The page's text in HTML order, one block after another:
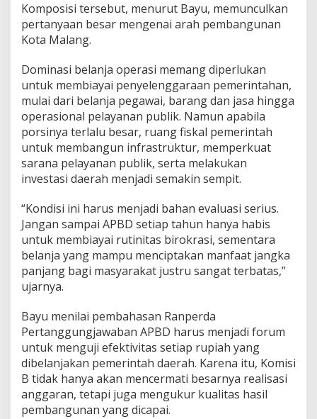
g
g
n
B
e
r
o
r
i
e
n
a
s
i
H
a
s
Komposisi tersebut, menurut Bayu, memunculkan
pertanyaan besar mengenai arah pembangunan
Kota Malang.
Dominasi belanja operasi memang diperlukan
untuk membiayai penyelenggaraan pemerintahan,
mulai dari belanja pegawai, barang dan jasa hingga
operasional pelayanan publik. Namun apabila
porsinya terlalu besar, ruang fiskal pemerintah
untuk membangun infrastruktur, memperkuat
sarana pelayanan publik, serta melakukan
investasi daerah menjadi semakin sempit.
“Kondisi ini harus menjadi bahan evaluasi serius.
Jangan sampai APBD setiap tahun hanya habis
untuk membiayai rutinitas birokrasi, sementara
belanja yang mampu menciptakan manfaat jangka
panjang bagi masyarakat justru sangat terbatas,”
ujarnya.
Bayu menilai pembahasan Ranperda
Pertanggungjawaban APBD harus menjadi forum
untuk menguji efektivitas setiap rupiah yang
dibelanjakan pemerintah daerah. Karena itu, Komisi
B tidak hanya akan mencermati besarnya realisasi
anggaran, tetapi juga mengukur kualitas hasil
pembangunan yang dicapai.